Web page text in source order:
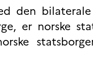
den
er norske